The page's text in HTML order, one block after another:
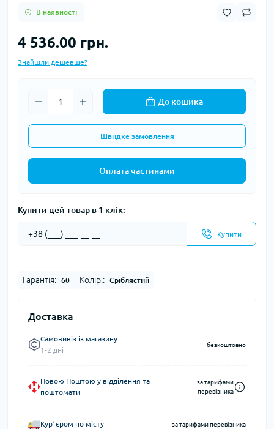
В наявності
4 536.00 грн.
Знайшли дешевше?
До кошика
Швидке замовлення
Оплата частинами
Купити цей товар в 1 клік:
Купити
Гарантія: 60 Колір.: Сріблястий
Доставка
Самовивіз із магазину
1-2 дні
безкоштовно
Новою Поштою у відділення та
поштомати
за тарифами
перевізника
Курʼєром по місту за тарифами перевізника